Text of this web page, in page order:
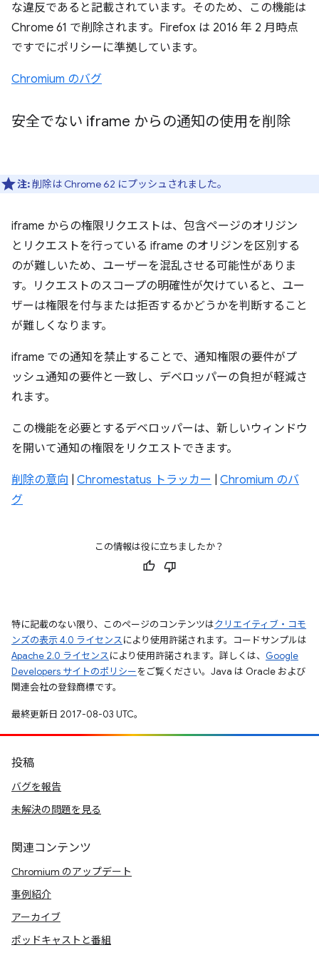
な違反であると記載されています。そのため、この機能は
Chrome 61 で削除されます。Firefox は 2016 年 2 月時点
ですでにポリシーに準拠しています。
Chromium のバグ
安全でない iframe からの通知の使用を削除
注:削除は Chrome 62 にプッシュされました。
iframe からの権限リクエストは、包含ページのオリジン
とリクエストを行っている iframe のオリジンを区別する
のが難しいため、ユーザーを混乱させる可能性がありま
す。リクエストのスコープの明確性が欠けていると、ユー
ザーは権限を付与または拒否するかどうかを判断すること
が難しくなります。
iframe での通知を禁止することで、通知権限の要件がプ
ッシュ通知の要件と一致し、デベロッパーの負担が軽減さ
れます。
この機能を必要とするデベロッパーは、新しいウィンドウ
を開いて通知の権限をリクエストできます。
削除の意向 Chromestatus トラッカー
Chromium のバ
グ
この情報は役に立ちましたか？
特に記載のない限り、このページのコンテンツはクリエイティブ・コモ
ンズの表示 4.0 ライセンスにより使用許諾されます。コードサンプルは
Apache 2.0 ライセンスにより使用許諾されます。詳しくは、 Google
Developers サイトのポリシーをご覧ください。Java は Oracle および
関連会社の登録商標です。
最終更新日 2017-08-03 UTC。
投稿
バグを報告
未解決の問題を見る
関連コンテンツ
Chromium のアップデート
事例紹介
アーカイブ
ポッドキャストと番組